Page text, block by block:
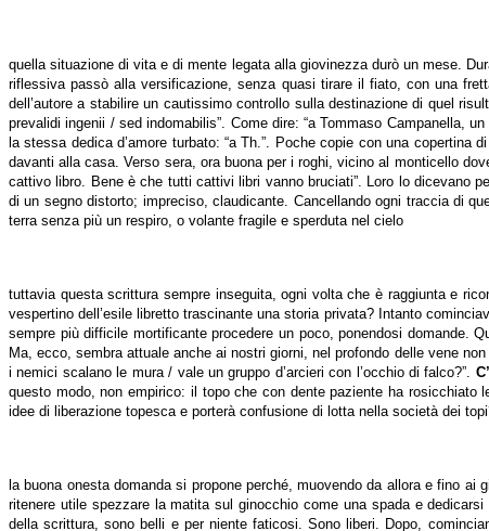
quella situazione di vita e di mente legata alla giovinezza durò un mese.
riflessiva passò alla versificazione, senza quasi tirare il fiato, con una
dell’autore a stabilire un cautissimo controllo sulla destinazione di quel
prevalidi ingenii / sed indomabilis”. Come dire: “a Tommaso Campanella,
la stessa dedica d’amore turbato: “a Th.”. Poche copie con una
davanti alla casa. Verso sera, ora buona per i roghi, vicino al monticello
cattivo libro. Bene è che tutti cattivi libri vanno bruciati”. Loro lo dicevano
di un segno distorto; impreciso, claudicante. Cancellando ogni traccia di
terra senza più un respiro, o volante fragile e sperduta nel cielo
tuttavia questa scrittura sempre inseguita, ogni volta che è raggiunta e
vespertino dell’esile libretto trascinante una storia privata? Intanto
sempre più difficile mortificante procedere un poco, ponendosi domande.
Ma, ecco, sembra attuale anche ai nostri giorni, nel profondo delle vene
i nemici scalano le mura / vale un gruppo d’arcieri con l’occhio di falco?”.
questo modo, non empirico: il topo che con dente paziente ha
idee di liberazione topesca e porterà confusione di lotta nella società dei
la buona onesta domanda si propone perché, muovendo da allora e fino
ritenere utile spezzare la matita sul ginocchio come una spada e
della scrittura, sono belli e per niente faticosi. Sono liberi. Dopo,